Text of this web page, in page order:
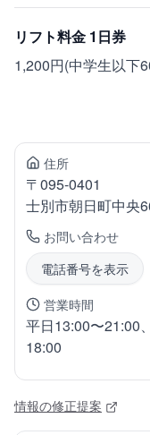
リフト料金 1日券
1,200円(中学生以下
住所
〒095-0401
士別市朝日町中央
お問い合わせ
電話番号を表示
営業時間
平日13:00〜21:00
18:00
情報の修正提案